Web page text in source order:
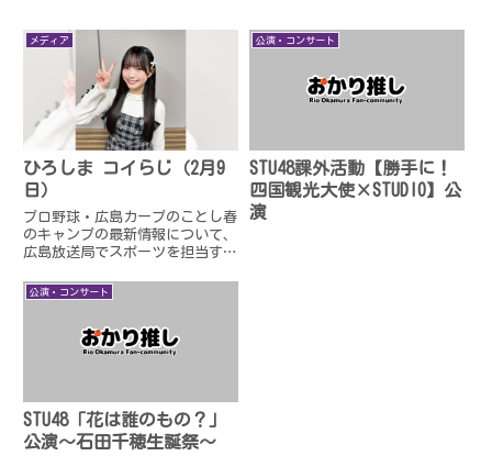
メディア
ひろしま コイらじ（2月9
日）
プロ野球・広島カープのことし春
のキャンプの最新情報について、
広島放送局でスポーツを担当する
る。ＭＣは木村文子、ＳＴＵ岡村
梨央みんなの声
公演・コンサート
STU48課外活動【勝手に！
四国観光大使×STUDIO】公
演
公演・コンサート
STU48「花は誰のもの？」
公演〜石田千穂生誕祭〜